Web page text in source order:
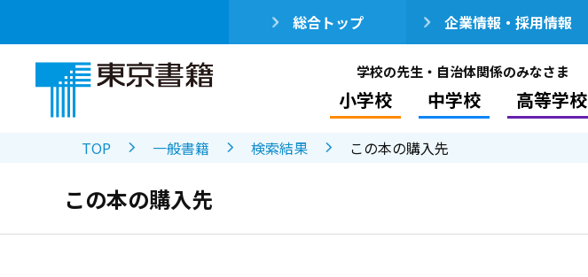
総合トップ 企業情報・採用情報
学校の先生・自治体関係のみなさま
小学校 中学校 高等学校
TOP 一般書籍 検索結果 この本の購入先
この本の購入先